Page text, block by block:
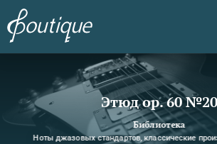
Этюд оp. 60 №20
Библиотека
Ноты джазовых стандартов, классические